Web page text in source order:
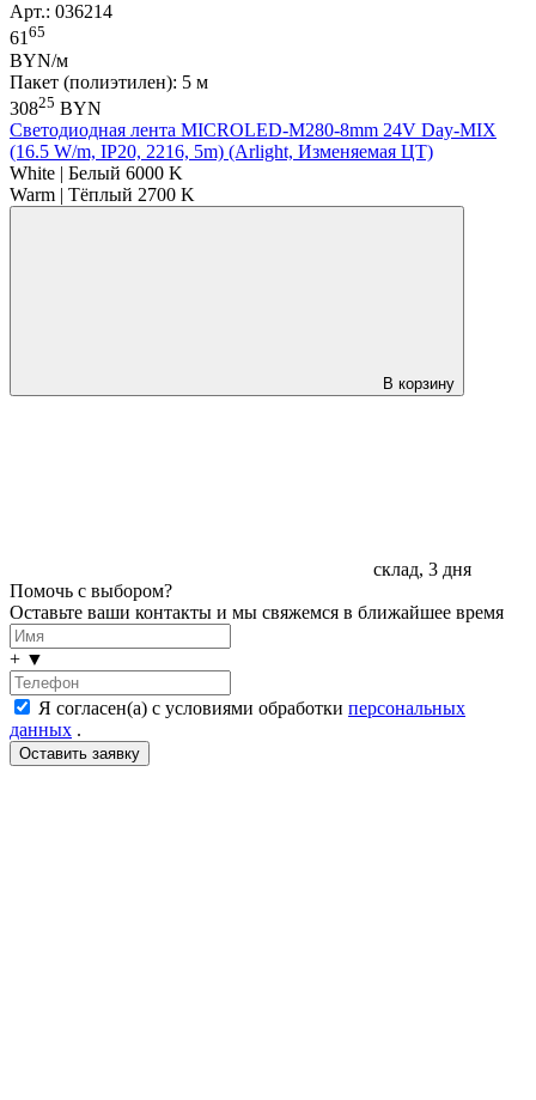
Арт.: 036214
6165
BYN/м
Пакет (полиэтилен): 5 м
30825 BYN
Светодиодная лента MICROLED-M280-8mm 24V Day-MIX
(16.5 W/m, IP20, 2216, 5m) (Arlight, Изменяемая ЦТ)
White | Белый 6000 K
Warm | Тёплый 2700 K
В корзину
склад, 3 дня
Помочь с выбором?
Оставьте ваши контакты и мы свяжемся в ближайшее время
+ ▼
Я согласен(а) с условиями обработки персональных
данных .